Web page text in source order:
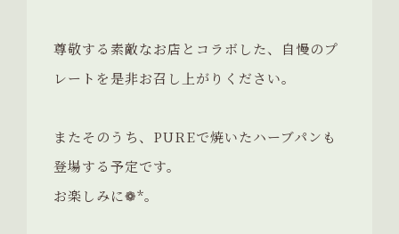
尊敬する素敵なお店とコラボした、自慢のプ
レートを是非お召し上がりください。
またそのうち、PUREで焼いたハーブパンも
登場する予定です。
お楽しみに❁*｡